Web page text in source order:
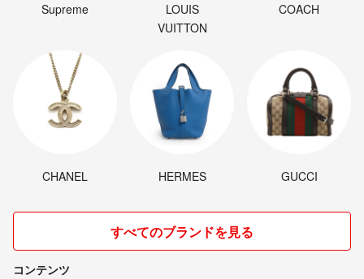
Supreme
LOUIS
VUITTON
COACH
CHANEL HERMES GUCCI
すべてのブランドを見る
コンテンツ